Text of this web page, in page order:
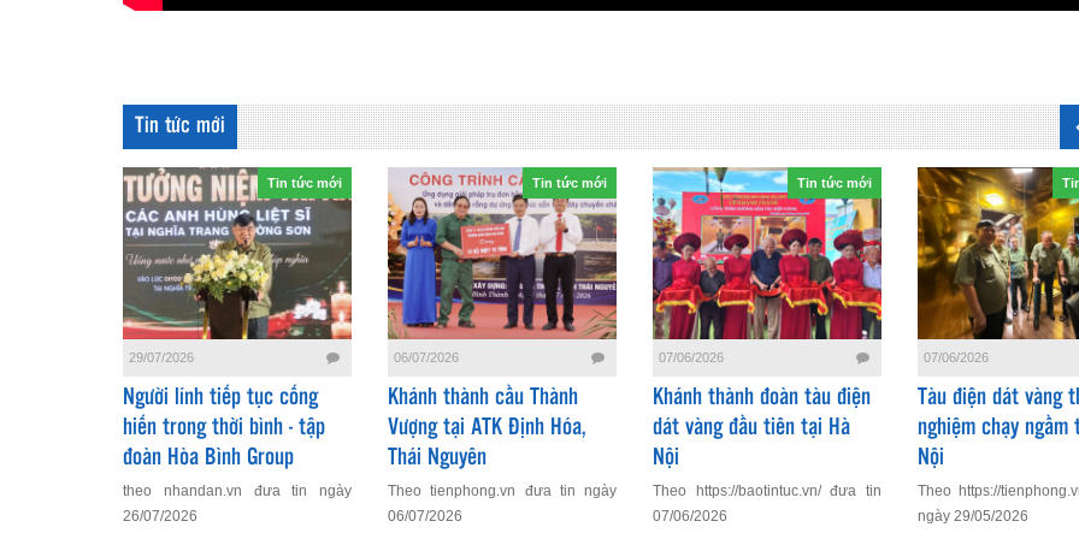
Tin tức mới
Tin tức mới
29/07/2026
Người lính tiếp tục cống
hiến trong thời bình - tập
đoàn Hòa Bình Group
theo nhandan.vn đưa tin ngày
26/07/2026
Tin tức mới
06/07/2026
Khánh thành cầu Thành
Vượng tại ATK Định Hóa,
Thái Nguyên
Theo tienphong.vn đưa tin ngày
06/07/2026
Tin tức mới
07/06/2026
Khánh thành đoàn tàu điện
dát vàng đầu tiên tại Hà
Nội
Theo https://baotintuc.vn/ đưa tin
07/06/2026
07/06/2026
Tàu điện dát vàng
nghiệm chạy ngầm
Nội
Theo https://
ngày 29/05/2026